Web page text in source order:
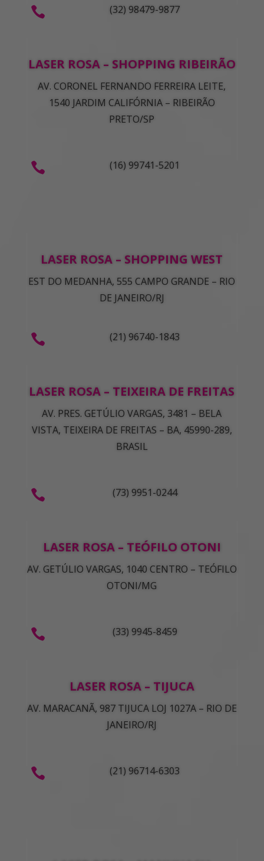
 (32) 98479-9877
LASER ROSA – SHOPPING RIBEIRÃO
AV. CORONEL FERNANDO FERREIRA LEITE,
1540 JARDIM CALIFÓRNIA – RIBEIRÃO
PRETO/SP
 (16) 99741-5201
LASER ROSA – SHOPPING WEST
EST DO MEDANHA, 555 CAMPO GRANDE – RIO
DE JANEIRO/RJ
 (21) 96740-1843
LASER ROSA – TEIXEIRA DE FREITAS
AV. PRES. GETÚLIO VARGAS, 3481 – BELA
VISTA, TEIXEIRA DE FREITAS – BA, 45990-289,
BRASIL
 (73) 9951-0244
LASER ROSA – TEÓFILO OTONI
AV. GETÚLIO VARGAS, 1040 CENTRO – TEÓFILO
OTONI/MG
 (33) 9945-8459
LASER ROSA – TIJUCA
AV. MARACANÃ, 987 TIJUCA LOJ 1027A – RIO DE
JANEIRO/RJ
 (21) 96714-6303